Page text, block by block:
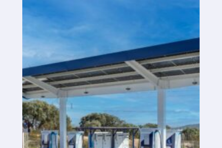
Plataforma SaaS
Plataforma SaaS
Beneficios
Para quién
Buscamos ubicaciones
¿Qué buscamos?
¿Qué ofrecemos?
Proponer ubicación